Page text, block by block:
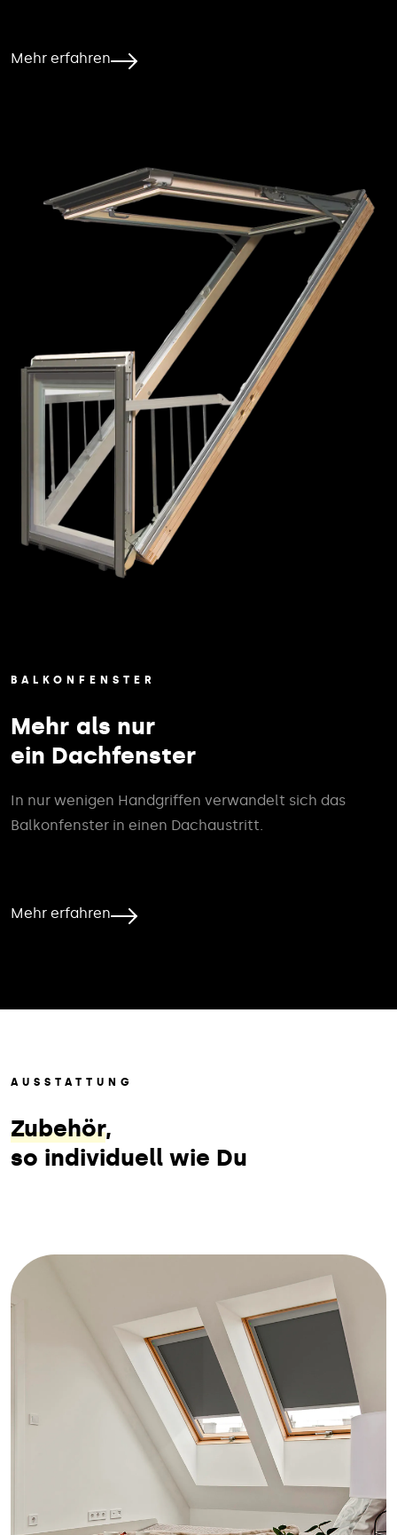
Mehr erfahren
BALKONFENSTER
Mehr als nur
ein Dachfenster
In nur wenigen Handgriffen verwandelt sich das
Balkonfenster in einen Dachaustritt.
Mehr erfahren
AUSSTATTUNG
Zubehör,
so individuell wie Du